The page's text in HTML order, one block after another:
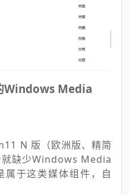
Windows Media
N 版（欧洲版、精简
就缺少Windows Media
于这类媒体组件，自